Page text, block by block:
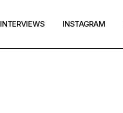
INTERVIEWS INSTAGRAM